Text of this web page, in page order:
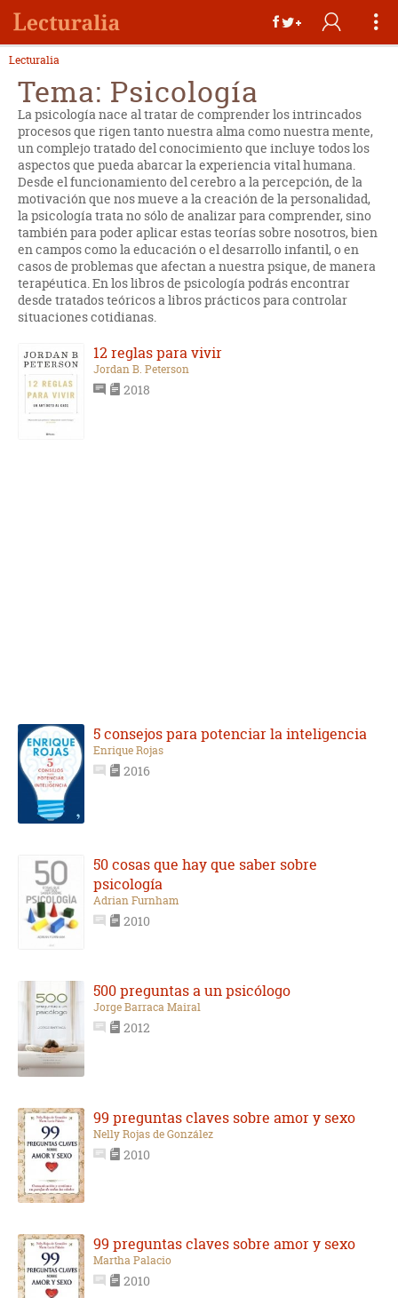
Lecturalia
Tema: Psicología
La psicología nace al tratar de comprender los intrincados
procesos que rigen tanto nuestra alma como nuestra mente,
un complejo tratado del conocimiento que incluye todos los
aspectos que pueda abarcar la experiencia vital humana.
Desde el funcionamiento del cerebro a la percepción, de la
motivación que nos mueve a la creación de la personalidad,
la psicología trata no sólo de analizar para comprender, sino
también para poder aplicar estas teorías sobre nosotros, bien
en campos como la educación o el desarrollo infantil, o en
casos de problemas que afectan a nuestra psique, de manera
terapéutica. En los libros de psicología podrás encontrar
desde tratados teóricos a libros prácticos para controlar
situaciones cotidianas.
12 reglas para vivir
Jordan B. Peterson
2018
5 consejos para potenciar la inteligencia
Enrique Rojas
2016
50 cosas que hay que saber sobre
psicología
Adrian Furnham
2010
500 preguntas a un psicólogo
Jorge Barraca Mairal
2012
99 preguntas claves sobre amor y sexo
Nelly Rojas de González
2010
99 preguntas claves sobre amor y sexo
Martha Palacio
2010